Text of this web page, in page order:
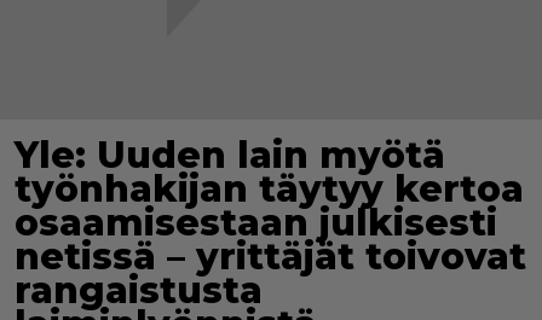
Yle: Uuden lain myötä
työnhakijan täytyy kertoa
osaamisestaan julkisesti
netissä – yrittäjät toivovat
rangaistusta